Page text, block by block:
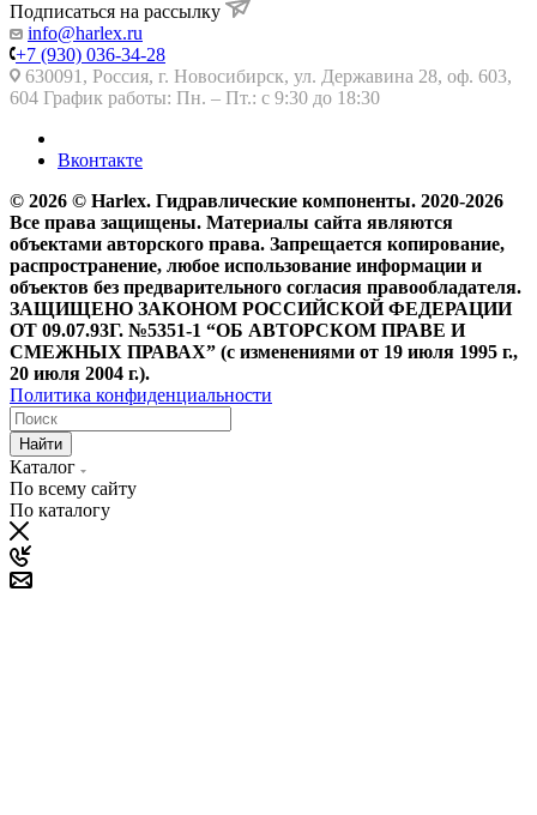
Подписаться на рассылку
info@harlex.ru
+7 (930) 036-34-28
630091, Россия, г. Новосибирск, ул. Державина 28, оф. 603,
604 График работы: Пн. – Пт.: с 9:30 до 18:30
Вконтакте
© 2026 © Harlex. Гидравлические компоненты. 2020-2026
Все права защищены. Материалы сайта являются
объектами авторского права. Запрещается копирование,
распространение, любое использование информации и
объектов без предварительного согласия правообладателя.
ЗАЩИЩЕНО ЗАКОНОМ РОССИЙСКОЙ ФЕДЕРАЦИИ
ОТ 09.07.93Г. №5351-1 “ОБ АВТОРСКОМ ПРАВЕ И
СМЕЖНЫХ ПРАВАХ” (с изменениями от 19 июля 1995 г.,
20 июля 2004 г.).
Политика конфиденциальности
Найти
Каталог
По всему сайту
По каталогу